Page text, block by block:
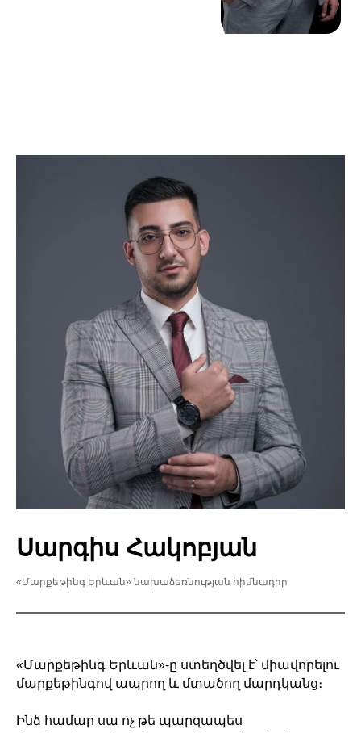
Սարգիս Հակոբյան
«Մարքեթինգ Երևան» նախաձեռնության հիմնադիր
«Մարքեթինգ Երևան»-ը ստեղծվել է՝ միավորելու
մարքեթինգով ապրող և մտածող մարդկանց։
Ինձ համար սա ոչ թե պարզապես